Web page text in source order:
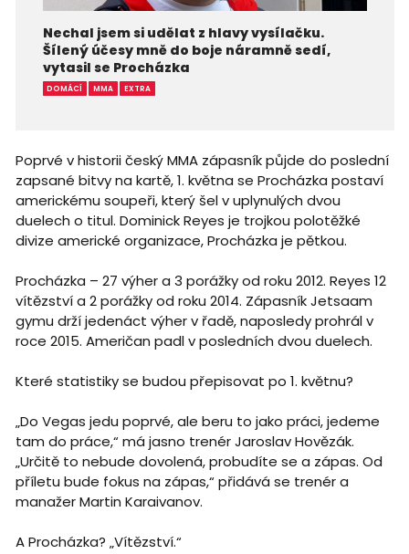
Nechal jsem si udělat z hlavy vysílačku.
Šílený účesy mně do boje náramně sedí,
vytasil se Procházka
DOMÁCÍ MMA EXTRA
Poprvé v historii český MMA zápasník půjde do poslední
zapsané bitvy na kartě, 1. května se Procházka postaví
americkému soupeři, který šel v uplynulých dvou
duelech o titul. Dominick Reyes je trojkou polotěžké
divize americké organizace, Procházka je pětkou.
Procházka – 27 výher a 3 porážky od roku 2012. Reyes 12
vítězství a 2 porážky od roku 2014. Zápasník Jetsaam
gymu drží jedenáct výher v řadě, naposledy prohrál v
roce 2015. Američan padl v posledních dvou duelech.
Které statistiky se budou přepisovat po 1. květnu?
„Do Vegas jedu poprvé, ale beru to jako práci, jedeme
tam do práce,“ má jasno trenér Jaroslav Hovězák.
„Určitě to nebude dovolená, probudíte se a zápas. Od
příletu bude fokus na zápas,“ přidává se trenér a
manažer Martin Karaivanov.
A Procházka? „Vítězství.“